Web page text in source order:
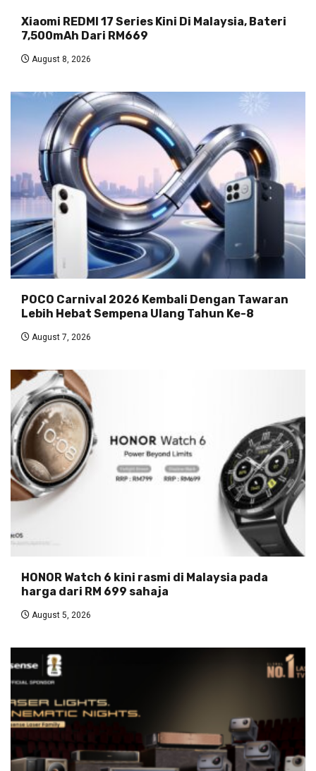
Xiaomi REDMI 17 Series Kini Di Malaysia, Bateri
7,500mAh Dari RM669
August 8, 2026
POCO Carnival 2026 Kembali Dengan Tawaran
Lebih Hebat Sempena Ulang Tahun Ke-8
August 7, 2026
HONOR Watch 6 kini rasmi di Malaysia pada
harga dari RM 699 sahaja
August 5, 2026